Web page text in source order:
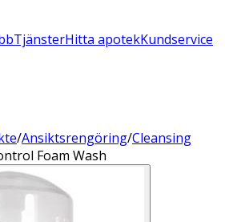
TjänsterHitta apotekKundservice
/Ansiktsrengöring/Cleansing
Foam Wash